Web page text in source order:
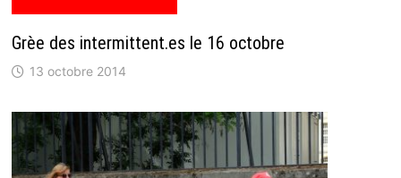
Grèe des intermittent.es le 16 octobre
13 octobre 2014